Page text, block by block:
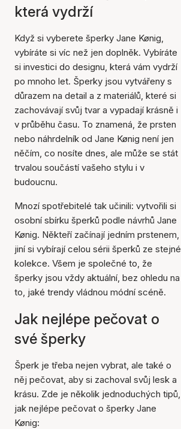
která vydrží
Když si vyberete šperky Jane Kønig,
vybíráte si víc než jen doplněk. Vybíráte
si investici do designu, která vám vydrží
po mnoho let. Šperky jsou vytvářeny s
důrazem na detail a z materiálů, které si
zachovávají svůj tvar a vypadají krásně i
v průběhu času. To znamená, že prsten
nebo náhrdelník od Jane Kønig není jen
něčím, co nosíte dnes, ale může se stát
trvalou součástí vašeho stylu i v
budoucnu.
Mnozí spotřebitelé tak učinili: vytvořili si
osobní sbírku šperků podle návrhů Jane
Kønig. Někteří začínají jedním prstenem,
jiní si vybírají celou sérii šperků ze stejné
kolekce. Všem je společné to, že
šperky jsou vždy aktuální, bez ohledu na
to, jaké trendy vládnou módní scéně.
Jak nejlépe pečovat o
své šperky
Šperk je třeba nejen vybrat, ale také o
něj pečovat, aby si zachoval svůj lesk a
krásu. Zde je několik jednoduchých tipů,
jak nejlépe pečovat o šperky Jane
Kønig: